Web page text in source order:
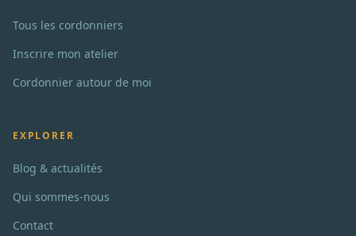
Tous les cordonniers
Inscrire mon atelier
Cordonnier autour de moi
EXPLORER
Blog & actualités
Qui sommes-nous
Contact